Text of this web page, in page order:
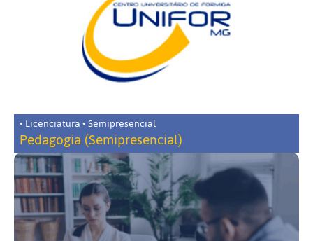
• Licenciatura • Semipresencial
Pedagogia (Semipresencial)